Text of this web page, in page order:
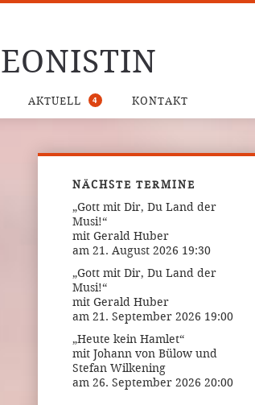
AKTUELL 4 KONTAKT
NÄCHSTE TERMINE
„Gott mit Dir, Du Land der
Musi!“
mit Gerald Huber
am 21. August 2026 19:30
„Gott mit Dir, Du Land der
Musi!“
mit Gerald Huber
am 21. September 2026 19:00
„Heute kein Hamlet“
mit Johann von Bülow und
Stefan Wilkening
am 26. September 2026 20:00